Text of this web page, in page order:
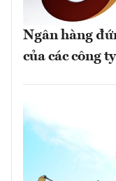
Ngân hàng
của các công